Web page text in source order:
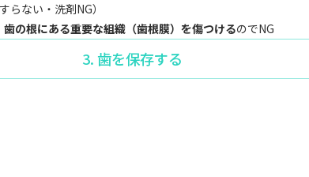
すらない・洗剤NG）
歯の根にある重要な組織（歯根膜）を傷つけるのでNG
3. 歯を保存する